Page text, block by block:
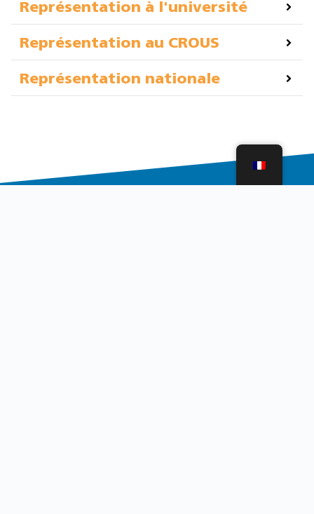
Représentation à l'université
Représentation au CROUS
Représentation nationale